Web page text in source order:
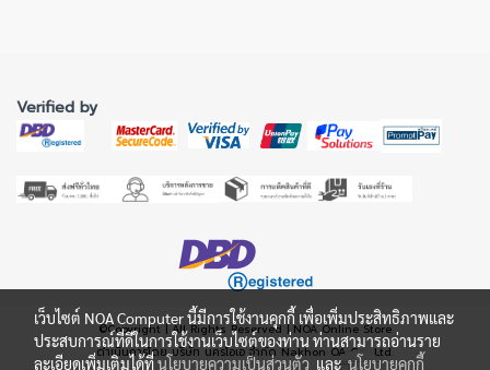
Verified by
©Copyright | All Rights Reserved | NOA Online Store
ดำเนินการโดย บริษัท นครโอเอ จำกัด Nakhon OA Co., Ltd.
เว็บไซต์ NOA Computer นี้มีการใช้งานคุกกี้ เพื่อเพิ่มประสิทธิภาพและ
ประสบการณ์ที่ดีในการใช้งานเว็บไซต์ของท่าน ท่านสามารถอ่านราย
ละเอียดเพิ่มเติมได้ที่นโยบายความเป็นส่วนตัว และ นโยบายคุกกี้